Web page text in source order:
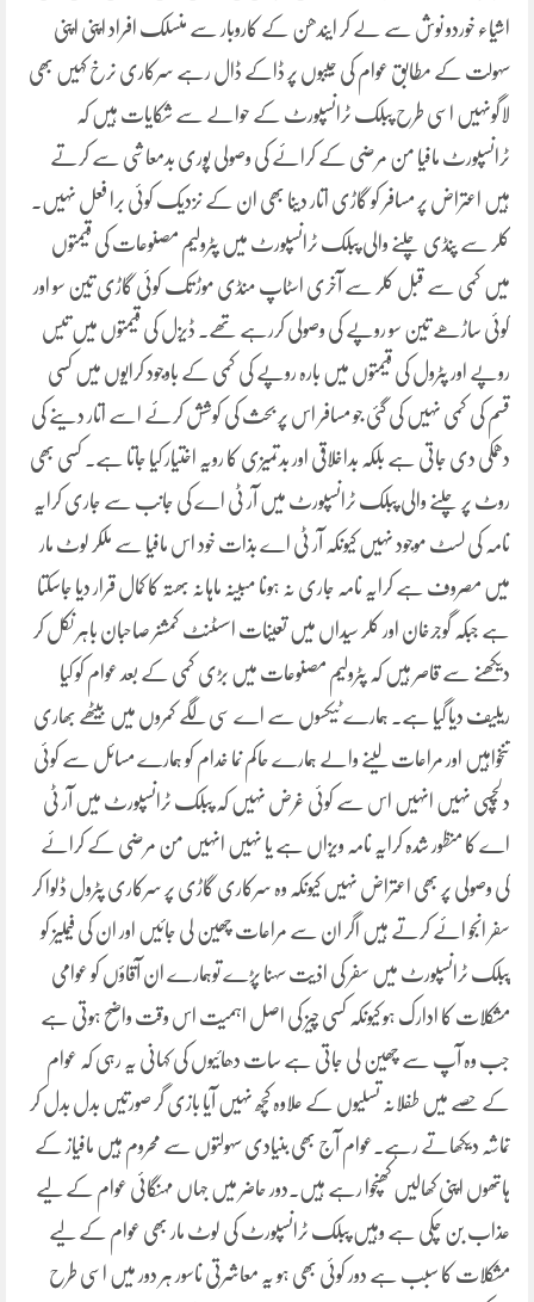
اشیاء خوردو نوش سے لے کر ایندھن کے کاروبار سے منسلک افراد اپنی اپنی
سہولت کے مطابق عوام کی جیبوں پر ڈاکے ڈال رہے سرکاری نرخ کہیں بھی
لاگونہیں اسی طرح پبلک ٹرانسپورٹ کے حوالے سے شکایات ہیں کہ
ٹرانسپورٹ مافیا من مرضی کے کرائے کی وصولی پوری بدمعاشی سے کرتے
ہیں اعتراض پر مسافر کو گاڑی اتار دینا بھی ان کے نزدیک کوئی برا فعل نہیں۔
کلر سے پنڈی چلنے والی پبلک ٹرانسپورٹ میں پٹرولیم مصنوعات کی قیمتوں
میں کمی سے قبل کلر سے آخری اسٹاپ منڈی موڑ تک کوئی گاڑی تین سو اور
کوئی ساڑھے تین سو روپے کی وصولی کررہے تھے۔ ڈیزل کی قیمتوں میں تیس
روپے اور پٹرول کی قیمتوں میں بارہ روپے کی کمی کے باوجود کرایوں میں کسی
قسم کی کمی نہیں کی گئی جو مسافر اس پر بحث کی کوشش کرئے اسے اتار دینے کی
دھمکی دی جاتی ہے بلکہ بداخلاقی اور بدتمیزی کا رویہ اختیار کیا جاتا ہے۔ کسی بھی
روٹ پر چلنے والی پبلک ٹرانسپورٹ میں آر ٹی اے کی جانب سے جاری کرایہ
نامہ کی لسٹ موجود نہیں کیونکہ آر ٹی اے بذات خود اس مافیا سے ملکر لوٹ مار
میں مصروف ہے کرایہ نامہ جاری نہ ہونا مبینہ ماہانہ بھتہ کا کمال قرار دیا جاسکتا
ہے جبکہ گوجرخان اور کلر سیداں میں تعینات اسسٹنٹ کمشنر صاحبان باہر نکل کر
دیکھنے سے قاصر ہیں کہ پٹرولیم مصنوعات میں بڑی کمی کے بعد عوام کو کیا
ریلیف دیا گیا ہے۔ ہمارے ٹیکسوں سے اے سی لگے کمروں میں بیٹھے بھاری
تنخواہیں اور مراعات لینے والے ہمارے حاکم نما خدام کو ہمارے مسائل سے کوئی
دلچسپی نہیں انہیں اس سے کوئی غرض نہیں کہ پبلک ٹرانسپورٹ میں آر ٹی
اے کا منظور شدہ کرایہ نامہ ویزاں ہے یا نہیں انہیں من مرضی کے کرائے
کی وصولی پر بھی اعتراض نہیں کیونکہ وہ سرکاری گاڑی پر سرکاری پٹرول ڈلوا کر
سفر انجو ائے کرتے ہیں اگر ان سے مراعات چھین لی جائیں اور ان کی فیملیز کو
پبلک ٹرانسپورٹ میں سفر کی اذیت سہنا پڑے توہمارے ان آقاؤں کو عوامی
مشکلات کا ادارک ہو کیونکہ کسی چیز کی اصل اہمیت اس وقت واضح ہوتی ہے
جب وہ آپ سے چھین لی جاتی ہے سات دھائیوں کی کہانی یہ رہی کہ عوام
کے حصے میں طفلانہ تسلیوں کے علاوہ کچھ نہیں آیا بازی گر صورتیں بدل بدل کر
تماشہ دیکھاتے رہے۔عوام آج بھی بنیادی سہولتوں سے محروم ہیں مافیاز کے
ہاتھوں اپنی کھالیں کھنچوا رہے ہیں۔دور حاضر میں جہاں مہنگائی عوام کے لیے
عذاب بن چکی ہے وہیں پبلک ٹرانسپورٹ کی لوٹ مار بھی عوام کے لیے
مشکلات کا سبب ہے دور کوئی بھی ہو یہ معاشرتی ناسور ہر دور میں اسی طرح